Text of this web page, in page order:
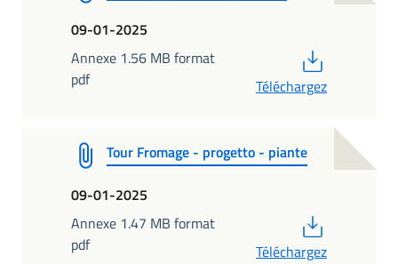
09-01-2025
Annexe 1.56 MB format
pdf
Téléchargez
Tour Fromage - progetto - piante
09-01-2025
Annexe 1.47 MB format
pdf
Téléchargez